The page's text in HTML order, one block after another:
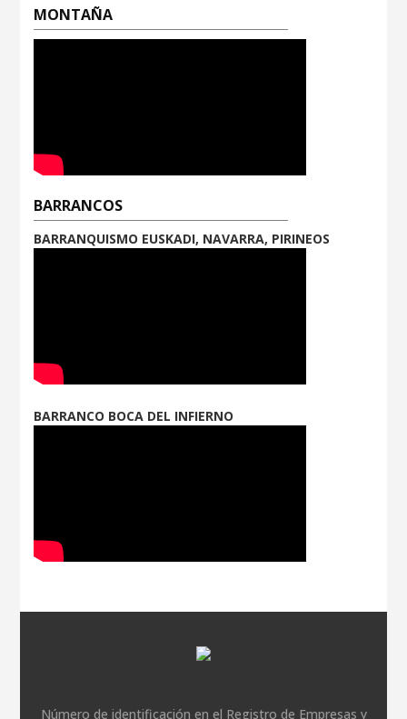
MONTAÑA
BARRANCOS
BARRANQUISMO EUSKADI, NAVARRA, PIRINEOS
BARRANCO BOCA DEL INFIERNO
Número de identificación en el Registro de Empresas y